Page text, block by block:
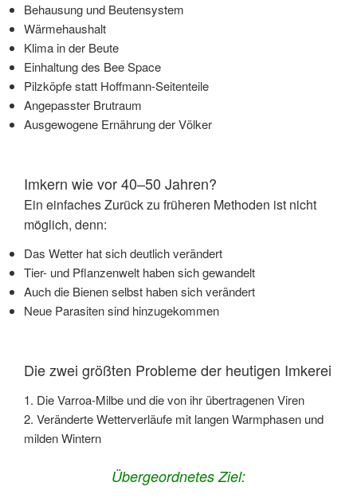
Behausung und Beutensystem
Wärmehaushalt
Klima in der Beute
Einhaltung des Bee Space
Pilzköpfe statt Hoffmann-Seitenteile
Angepasster Brutraum
Ausgewogene Ernährung der Völker
Imkern wie vor 40–50 Jahren?
Ein einfaches Zurück zu früheren Methoden ist nicht
möglich, denn:
Das Wetter hat sich deutlich verändert
Tier- und Pflanzenwelt haben sich gewandelt
Auch die Bienen selbst haben sich verändert
Neue Parasiten sind hinzugekommen
Die zwei größten Probleme der heutigen Imkerei
1. Die Varroa-Milbe und die von ihr übertragenen Viren
2. Veränderte Wetterverläufe mit langen Warmphasen und
milden Wintern
Übergeordnetes Ziel: